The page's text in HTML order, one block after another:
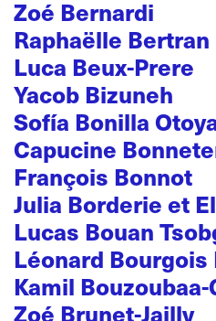
Zoé Bernardi
Raphaëlle Bertran
Luca Beux-Prere
Yacob Bizuneh
Sofía Bonilla
Capucine
François Bonnot
Julia Borderie et
Lucas Bouan
Léonard Bourgois
Kamil
Zoé Brunet-Jailly